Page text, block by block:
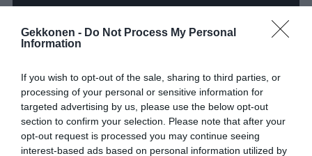
Gekkonen - Do Not Process My Personal
Information
If you wish to opt-out of the sale, sharing to third parties, or
processing of your personal or sensitive information for
targeted advertising by us, please use the below opt-out
section to confirm your selection. Please note that after your
opt-out request is processed you may continue seeing
interest-based ads based on personal information utilized by
Jaa tämä nerokas niksi myös ystävillesi!